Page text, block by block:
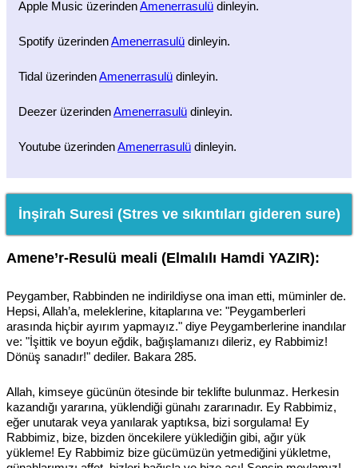
Apple Music üzerindenAmenerrasulü dinleyin.
Spotify üzerindenAmenerrasulü dinleyin.
Tidal üzerindenAmenerrasulü dinleyin.
Deezer üzerindenAmenerrasulü dinleyin.
Youtube üzerindenAmenerrasulü dinleyin.
İnşirah Suresi (Stres ve sıkıntıları gideren sure)
Amene’r-Resulü meali (Elmalılı Hamdi YAZIR):
Peygamber, Rabbinden ne indirildiyse ona iman etti, müminler de.
Hepsi, Allah’a, meleklerine, kitaplarına ve: "Peygamberleri
arasında hiçbir ayırım yapmayız." diye Peygamberlerine inandılar
ve: "İşittik ve boyun eğdik, bağışlamanızı dileriz, ey Rabbimiz!
Dönüş sanadır!" dediler. Bakara 285.
Allah, kimseye gücünün ötesinde bir teklifte bulunmaz. Herkesin
kazandığı yararına, yüklendiği günahı zararınadır. Ey Rabbimiz,
eğer unutarak veya yanılarak yaptıksa, bizi sorgulama! Ey
Rabbimiz, bize, bizden öncekilere yüklediğin gibi, ağır yük
yükleme! Ey Rabbimiz bize gücümüzün yetmediğini yükletme,